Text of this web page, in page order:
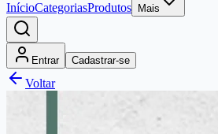
InícioCategoriasProdutos Mais
Entrar Cadastrar-se
Voltar